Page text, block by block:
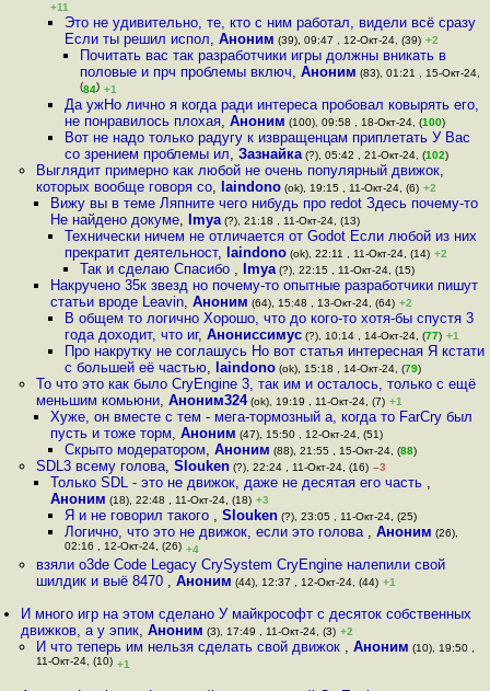
+11
Это не удивительно, те, кто с ним работал, видели всё сразу
Если ты решил испол,Аноним (39), 09:47 , 12-Окт-24, (39) +2
Почитать вас так разработчики игры должны вникать в
половые и прч проблемы включ, Аноним (83), 01:21 , 15-Окт-24,
(84) +1
Да ужНо лично я когда ради интереса пробовал ковырять его,
не понравилось плохая,Аноним (100), 09:58 , 18-Окт-24, (100)
Вот не надо только радугу к извращенцам приплетать У Вас
со зрением проблемы ил,Зазнайка (?), 05:42 , 21-Окт-24, (102)
Выглядит примерно как любой не очень популярный движок,
которых вообще говоря со, laindono(ok), 19:15 , 11-Окт-24, (6) +2
Вижу вы в теме Ляпните чего нибудь про redot Здесь почему-то
Не найдено докуме, Imya(?), 21:18 , 11-Окт-24, (13)
Технически ничем не отличается от Godot Если любой из них
прекратит деятельност, laindono (ok), 22:11 , 11-Окт-24, (14) +2
Так и сделаю Спасибо , Imya(?), 22:15 , 11-Окт-24, (15)
Накручено 35к звезд но почему-то опытные разработчики пишут
статьи вроде Leavin, Аноним (64), 15:48 , 13-Окт-24, (64) +2
В общем то логично Хорошо, что до кого-то хотя-бы спустя 3
года доходит, что иг,Анониссимус (?), 10:14 , 14-Окт-24, (77) +1
Про накрутку не соглашусь Но вот статья интересная Я кстати
с большей её частью, laindono (ok), 15:18 , 14-Окт-24, (79)
То что это как было CryEngine 3, так им и осталось, только с ещё
меньшим комьюни, Аноним324(ok), 19:19 , 11-Окт-24, (7) +1
Хуже, он вместе с тем - мега-тормозный а, когда то FarCry был
пусть и тоже торм, Аноним (47), 15:50 , 12-Окт-24, (51)
Скрыто модератором,Аноним (88), 21:55 , 15-Окт-24, (88)
SDL3 всему голова, Slouken(?), 22:24 , 11-Окт-24, (16) –3
Только SDL - это не движок, даже не десятая его часть ,
Аноним (18), 22:48 , 11-Окт-24, (18) +3
Я и не говорил такого ,Slouken (?), 23:05 , 11-Окт-24, (25)
Логично, что это не движок, если это голова ,Аноним (26),
02:16 , 12-Окт-24, (26) +4
взяли o3de Code Legacy CrySystem CryEngine налепили свой
шилдик и выё 8470 , Аноним (44), 12:37 , 12-Окт-24, (44) +1
И много игр на этом сделано У майкрософт с десяток собственных
движков, а у эпик,Аноним (3), 17:49 , 11-Окт-24, (3) +2
И что теперь им нельзя сделать свой движок , Аноним (10), 19:50 ,
11-Окт-24, (10) +1